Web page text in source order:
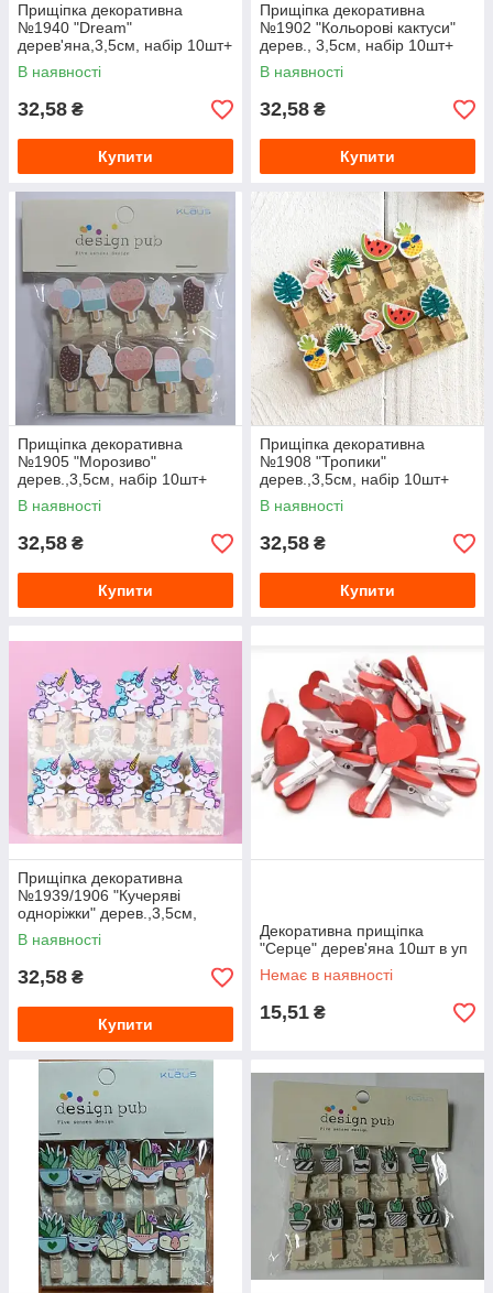
Прищіпка декоративна
№1940 "Dream"
дерев'яна,3,5см, набір 10шт+
мотузочка
В наявності
32,58 ₴
Купити
Прищіпка декоративна
№1902 "Кольорові кактуси"
дерев., 3,5см, набір 10шт+
мотузочка
В наявності
32,58 ₴
Купити
Прищіпка декоративна
№1905 "Морозиво"
дерев.,3,5см, набір 10шт+
мотузочка
В наявності
32,58 ₴
Купити
Прищіпка декоративна
№1908 "Тропики"
дерев.,3,5см, набір 10шт+
мотузочка
В наявності
32,58 ₴
Купити
Прищіпка декоративна
№1939/1906 "Кучеряві
одноріжки" дерев.,3,5см,
набір 10шт+ мотузочка
В наявності
32,58 ₴
Купити
Декоративна прищіпка
"Серце" дерев'яна 10шт в уп
Немає в наявності
15,51 ₴